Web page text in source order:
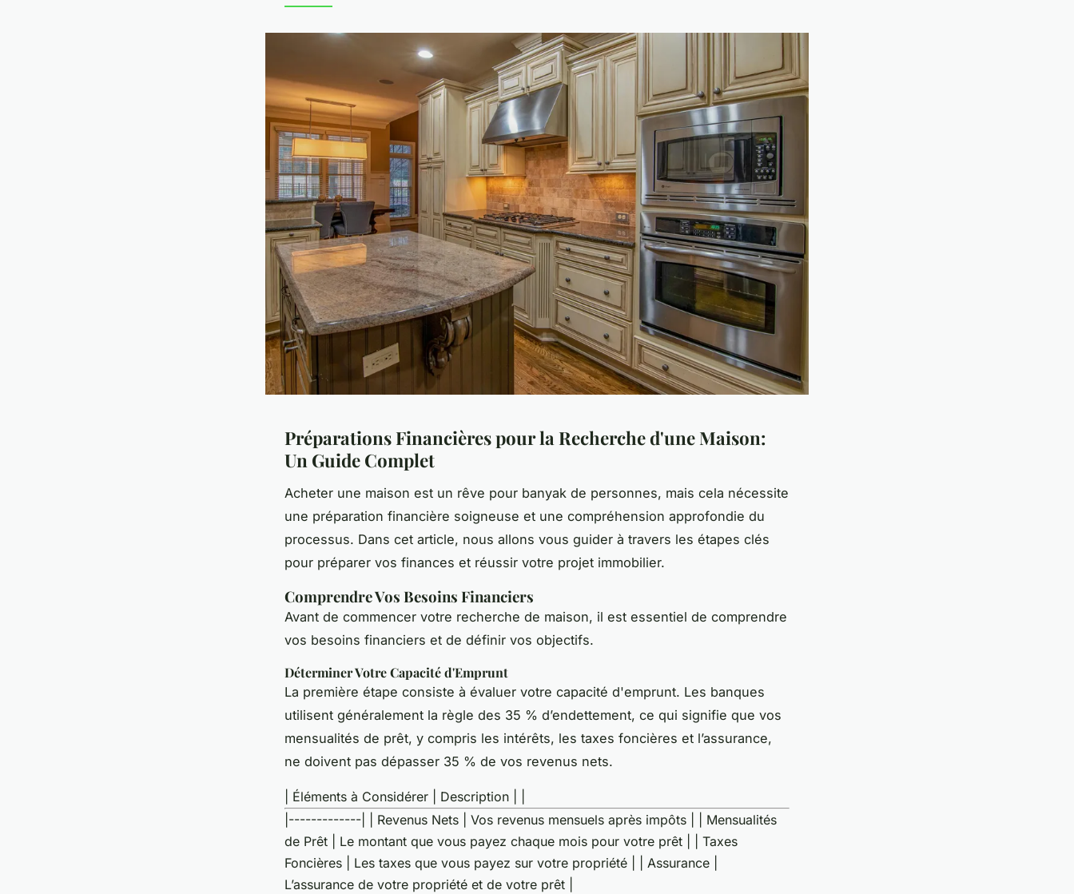
Préparations Financières pour la Recherche d'une Maison:
Un Guide Complet
Acheter une maison est un rêve pour banyak de personnes, mais cela nécessite
une préparation financière soigneuse et une compréhension approfondie du
processus. Dans cet article, nous allons vous guider à travers les étapes clés
pour préparer vos finances et réussir votre projet immobilier.
Comprendre Vos Besoins Financiers
Avant de commencer votre recherche de maison, il est essentiel de comprendre
vos besoins financiers et de définir vos objectifs.
Déterminer Votre Capacité d'Emprunt
La première étape consiste à évaluer votre capacité d'emprunt. Les banques
utilisent généralement la règle des 35 % d’endettement, ce qui signifie que vos
mensualités de prêt, y compris les intérêts, les taxes foncières et l’assurance,
ne doivent pas dépasser 35 % de vos revenus nets.
| Éléments à Considérer | Description | |
|-------------| | Revenus Nets | Vos revenus mensuels après impôts | | Mensualités
de Prêt | Le montant que vous payez chaque mois pour votre prêt | | Taxes
Foncières | Les taxes que vous payez sur votre propriété | | Assurance |
L’assurance de votre propriété et de votre prêt |